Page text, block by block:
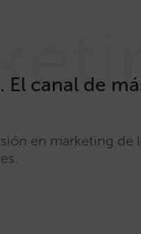
El canal de
en marketing de